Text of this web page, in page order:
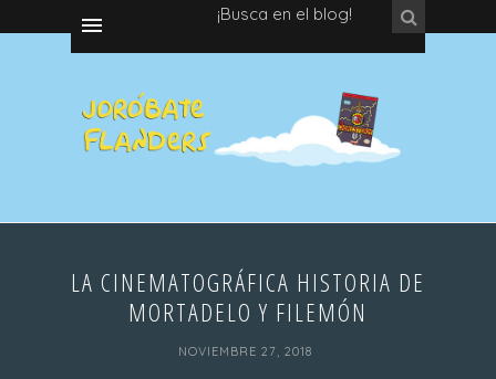
¡Busca en el blog!
LA CINEMATOGRÁFICA HISTORIA DE
MORTADELO Y FILEMÓN
NOVIEMBRE 27, 2018